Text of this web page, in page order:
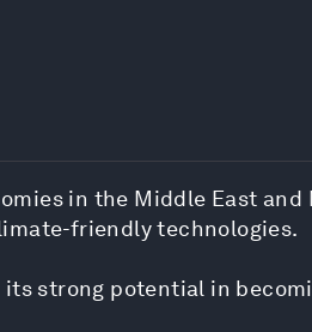
in the Middle East
friendly technologies.
strong potential in